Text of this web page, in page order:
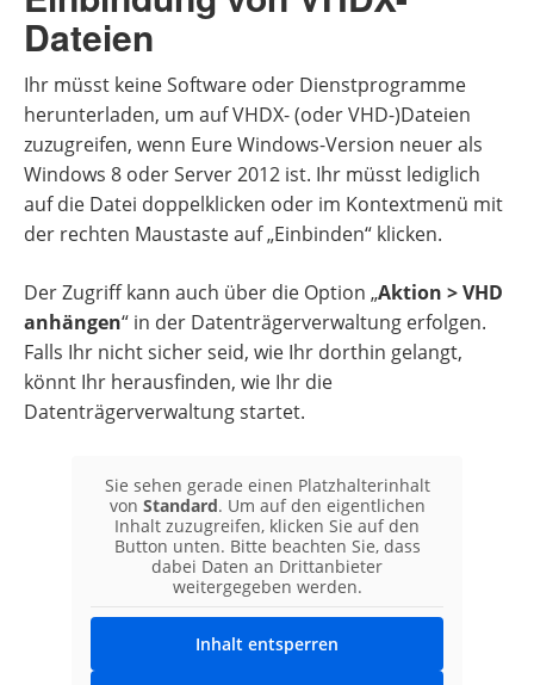
Dateien
Ihr müsst keine Software oder Dienstprogramme
herunterladen, um auf VHDX- (oder VHD-)Dateien
zuzugreifen, wenn Eure Windows-Version neuer als
Windows 8 oder Server 2012 ist. Ihr müsst lediglich
auf die Datei doppelklicken oder im Kontextmenü mit
der rechten Maustaste auf „Einbinden“ klicken.
Der Zugriff kann auch über die Option „Aktion > VHD
anhängen“ in der Datenträgerverwaltung erfolgen.
Falls Ihr nicht sicher seid, wie Ihr dorthin gelangt,
könnt Ihr herausfinden, wie Ihr die
Datenträgerverwaltung startet.
Sie sehen gerade einen Platzhalterinhalt
von Standard. Um auf den eigentlichen
Inhalt zuzugreifen, klicken Sie auf den
Button unten. Bitte beachten Sie, dass
dabei Daten an Drittanbieter
weitergegeben werden.
Inhalt entsperren